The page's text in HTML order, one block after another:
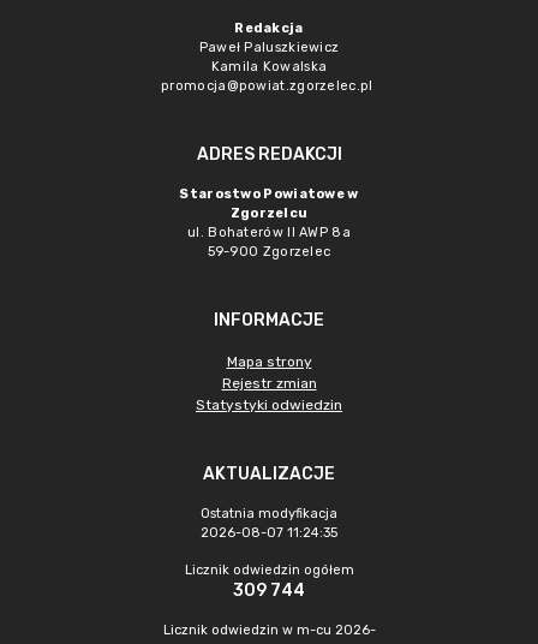
Redakcja
Paweł Paluszkiewicz
Kamila Kowalska
promocja@powiat.zgorzelec.pl
ADRES REDAKCJI
Starostwo Powiatowe w
Zgorzelcu
ul. Bohaterów II AWP 8a
59-900 Zgorzelec
INFORMACJE
Mapa strony
Rejestr zmian
Statystyki odwiedzin
AKTUALIZACJE
Ostatnia modyfikacja
2026-08-07 11:24:35
Licznik odwiedzin ogółem
309 744
Licznik odwiedzin w m-cu 2026-